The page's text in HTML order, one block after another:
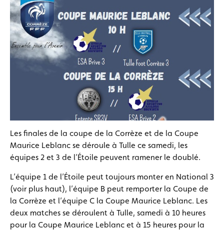
Les finales de la coupe de la Corrèze et de la Coupe
Maurice Leblanc se déroule à Tulle ce samedi, les
équipes 2 et 3 de l’Étoile peuvent ramener le doublé.
L’équipe 1 de l’Étoile peut toujours monter en National 3
(voir plus haut), l’équipe B peut remporter la Coupe de
la Corrèze et l’équipe C la Coupe Maurice Leblanc. Les
deux matches se déroulent à Tulle, samedi à 10 heures
pour la Coupe Maurice Leblanc et à 15 heures pour la